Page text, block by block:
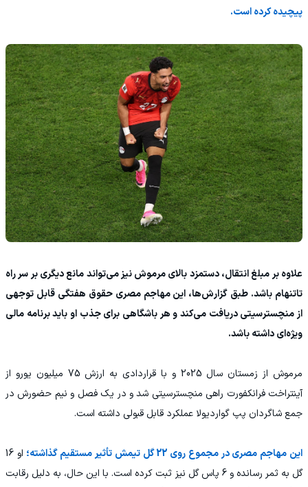
پیچیده کرده است.
علاوه بر مبلغ انتقال، دستمزد بالای مرموش نیز می‌تواند مانع دیگری بر سر راه
تاتنهام باشد. طبق گزارش‌ها، این مهاجم مصری حقوق هفتگی قابل توجهی
از منچسترسیتی دریافت می‌کند و هر باشگاهی برای جذب او باید برنامه مالی
ویژه‌ای داشته باشد.
مرموش از زمستان سال 2025 و با قراردادی به ارزش 75 میلیون یورو از
آینتراخت فرانکفورت راهی منچسترسیتی شد و در یک فصل و نیم حضورش در
جمع شاگردان پپ گواردیولا عملکرد قابل قبولی داشته است.
این مهاجم مصری در مجموع روی 22 گل تیمش تأثیر مستقیم گذاشته؛
او 16
گل به ثمر رسانده و 6 پاس گل نیز ثبت کرده است. با این حال، به دلیل رقابت